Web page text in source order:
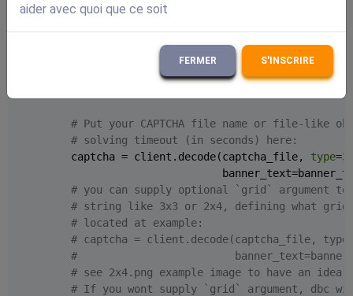
    banner =
"../images/banner.jpg"
        balance = client.get_balance()
# Put your CAPTCHA file name or file-like
# solving timeout (in seconds) here:
        captcha = client.decode(captcha_file,
type=3
# you can supply optional `grid` argument
# string like 3x3 or 2x4, defining what grid
# located at example:
# captcha = client.decode(captcha_file,
#
# see 2x4.png example image to have an
# If you wont supply `grid` argument, dbc
aider avec quoi que ce soit
FERMER S'INSCRIRE